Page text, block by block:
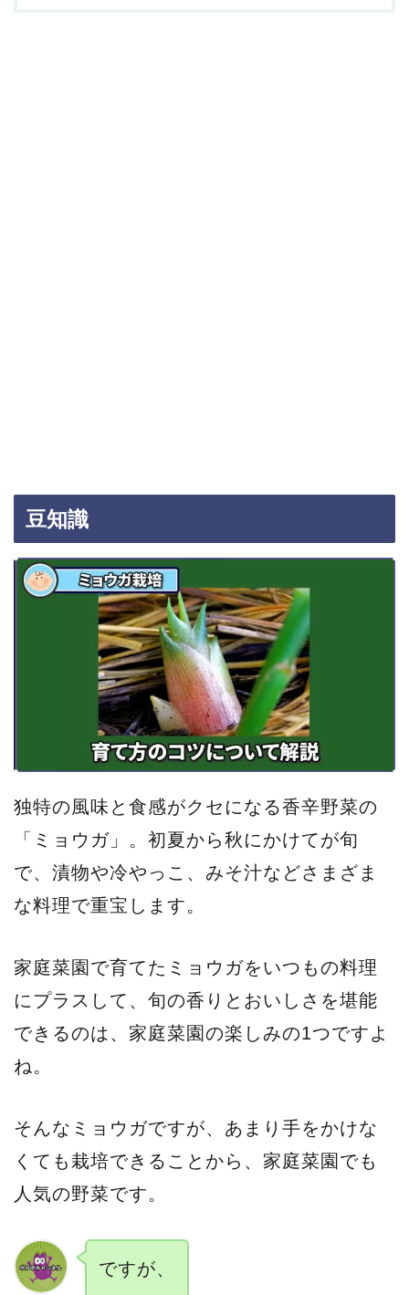
豆知識
独特の風味と食感がクセになる香辛野菜の
「ミョウガ」。初夏から秋にかけてが旬
で、漬物や冷やっこ、みそ汁などさまざま
な料理で重宝します。
家庭菜園で育てたミョウガをいつもの料理
にプラスして、旬の香りとおいしさを堪能
できるのは、家庭菜園の楽しみの1つですよ
ね。
そんなミョウガですが、あまり手をかけな
くても栽培できることから、家庭菜園でも
人気の野菜です。
ですが、